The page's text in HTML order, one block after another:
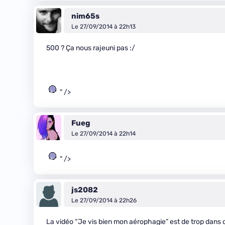
nim65s
Le 27/09/2014 à 22h13
500 ? Ça nous rajeuni pas :/
" />
Fueg
Le 27/09/2014 à 22h14
" />
js2082
Le 27/09/2014 à 22h26
La vidéo “Je vis bien mon aérophagie” est de trop dans